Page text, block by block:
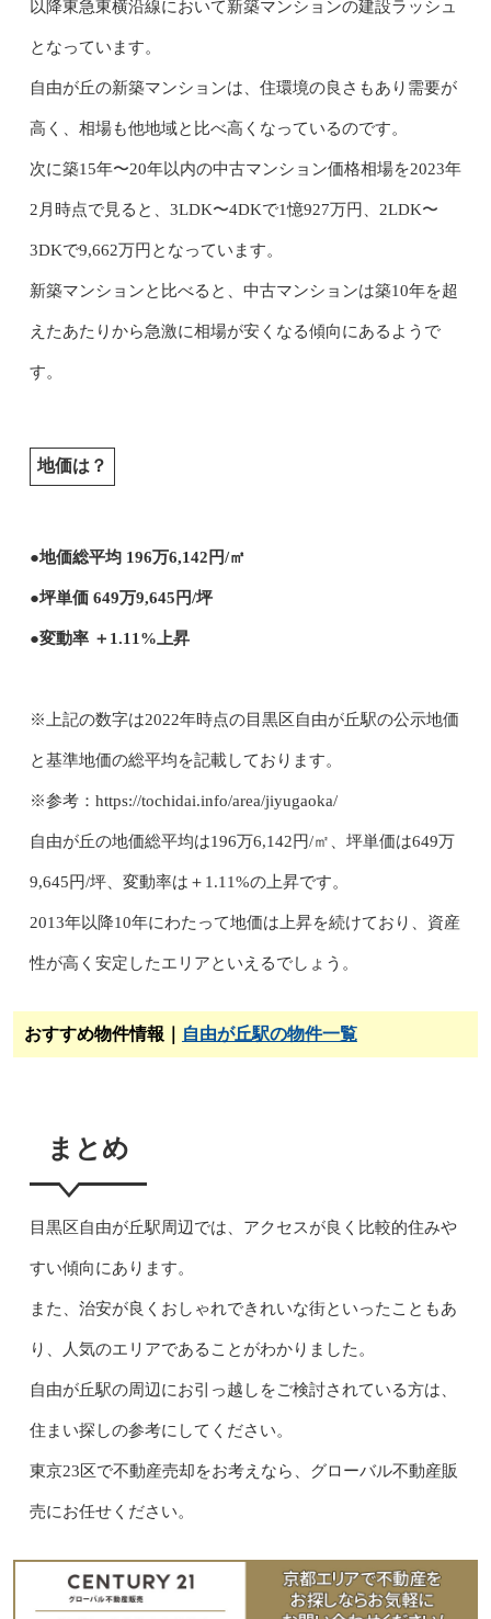
以降東急東横沿線において新築マンションの建設ラッシュ
となっています。
自由が丘の新築マンションは、住環境の良さもあり需要が
高く、相場も他地域と比べ高くなっているのです。
次に築15年〜20年以内の中古マンション価格相場を2023年
2月時点で見ると、3LDK〜4DKで1憶927万円、2LDK〜
3DKで9,662万円となっています。
新築マンションと比べると、中古マンションは築10年を超
えたあたりから急激に相場が安くなる傾向にあるようで
す。
地価は？
●地価総平均 196万6,142円/㎡
●坪単価 649万9,645円/坪
●変動率 ＋1.11%上昇
※上記の数字は2022年時点の目黒区自由が丘駅の公示地価
と基準地価の総平均を記載しております。
※参考：https://tochidai.info/area/jiyugaoka/
自由が丘の地価総平均は196万6,142円/㎡、坪単価は649万
9,645円/坪、変動率は＋1.11%の上昇です。
2013年以降10年にわたって地価は上昇を続けており、資産
性が高く安定したエリアといえるでしょう。
おすすめ物件情報｜ 自由が丘駅の物件一覧
まとめ
目黒区自由が丘駅周辺では、アクセスが良く比較的住みや
すい傾向にあります。
また、治安が良くおしゃれできれいな街といったこともあ
り、人気のエリアであることがわかりました。
自由が丘駅の周辺にお引っ越しをご検討されている方は、
住まい探しの参考にしてください。
東京23区で不動産売却をお考えなら、グローバル不動産販
売にお任せください。